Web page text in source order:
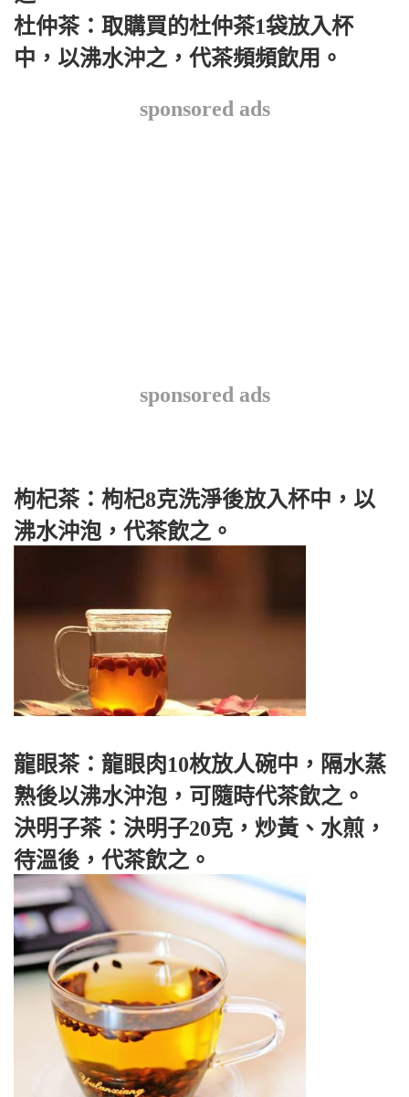
杜仲茶：取購買的杜仲茶1袋放入杯
中，以沸水沖之，代茶頻頻飲用。
sponsored ads
sponsored ads
枸杞茶：枸杞8克洗淨後放入杯中，以
沸水沖泡，代茶飲之。
龍眼茶：龍眼肉10枚放人碗中，隔水蒸
熟後以沸水沖泡，可隨時代茶飲之。
決明子茶：決明子20克，炒黃、水煎，
待溫後，代茶飲之。